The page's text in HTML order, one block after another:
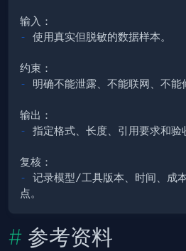
-
-
-
-
记录模型/工具版本、时间、成
参考资料